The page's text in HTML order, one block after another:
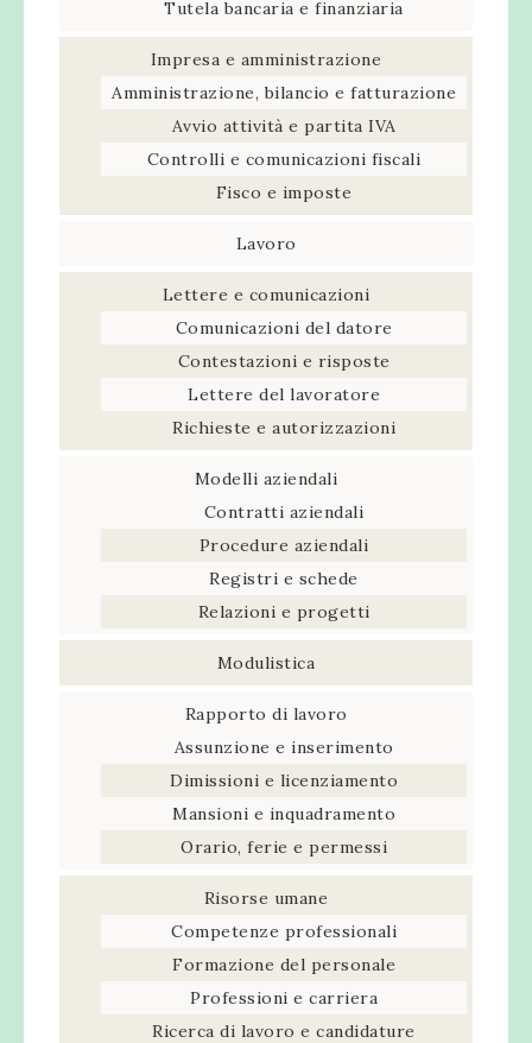
Tutela bancaria e finanziaria
Impresa e amministrazione
Amministrazione, bilancio e fatturazione
Avvio attività e partita IVA
Controlli e comunicazioni fiscali
Fisco e imposte
Lavoro
Lettere e comunicazioni
Comunicazioni del datore
Contestazioni e risposte
Lettere del lavoratore
Richieste e autorizzazioni
Modelli aziendali
Contratti aziendali
Procedure aziendali
Registri e schede
Relazioni e progetti
Modulistica
Rapporto di lavoro
Assunzione e inserimento
Dimissioni e licenziamento
Mansioni e inquadramento
Orario, ferie e permessi
Risorse umane
Competenze professionali
Formazione del personale
Professioni e carriera
Ricerca di lavoro e candidature